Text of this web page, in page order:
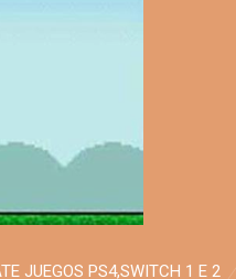
JUEGOS PS4,SWITCH 1 E 2